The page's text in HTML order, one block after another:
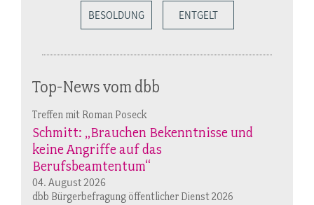
BESOLDUNG ENTGELT
Top-News vom dbb
Treffen mit Roman Poseck
Schmitt: „Brauchen Bekenntnisse und
keine Angriffe auf das
Berufsbeamtentum“
04. August 2026
dbb Bürgerbefragung öffentlicher Dienst 2026